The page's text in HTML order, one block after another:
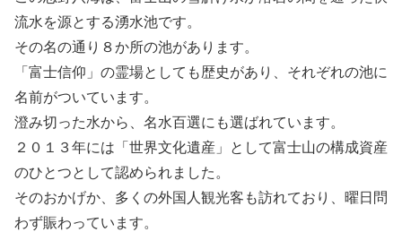
流水を源とする湧水池です。
その名の通り８か所の池があります。
「富士信仰」の霊場としても歴史があり、それぞれの池に
名前がついています。
澄み切った水から、名水百選にも選ばれています。
２０１３年には「世界文化遺産」として富士山の構成資産
のひとつとして認められました。
そのおかげか、多くの外国人観光客も訪れており、曜日問
わず賑わっています。